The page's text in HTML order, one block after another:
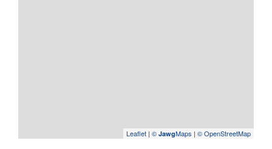
Leaflet | © JawgMaps | © OpenStreetMap